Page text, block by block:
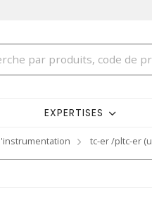
EXPERTISES
tc-er /pltc-er